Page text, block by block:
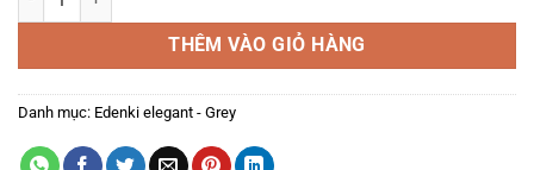
204.000₫.
là:
142.800₫.
THÊM VÀO GIỎ HÀNG
Danh mục: Edenki elegant - Grey